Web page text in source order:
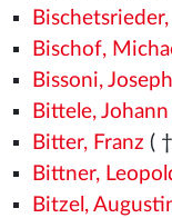
Bischof,
Bissoni, Joseph
Bittele,
Bitter, Franz (
Bittner,
Bitzel,